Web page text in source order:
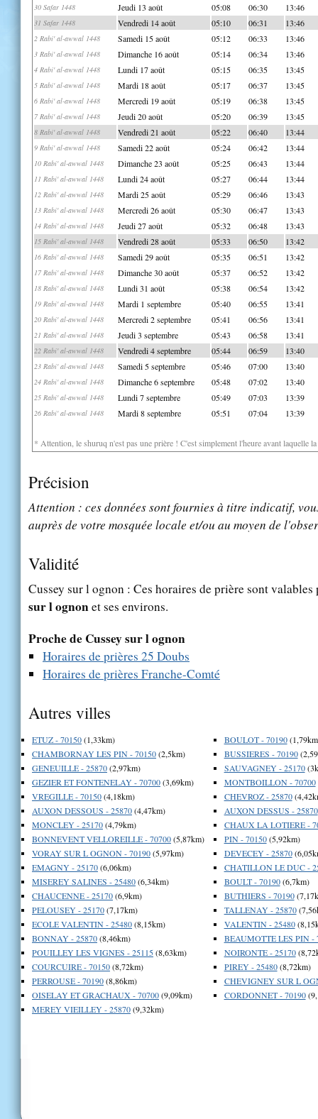
30 Safar 1448 Jeudi 13 août 05:08 06:30 13:46
31 Safar 1448 Vendredi 14 août 05:10 06:31 13:46
2 Rabi' al-awwal 1448 Samedi 15 août 05:12 06:33 13:46
3 Rabi' al-awwal 1448 Dimanche 16 août 05:14 06:34 13:46
4 Rabi' al-awwal 1448 Lundi 17 août 05:15 06:35 13:45
5 Rabi' al-awwal 1448 Mardi 18 août 05:17 06:37 13:45
6 Rabi' al-awwal 1448 Mercredi 19 août 05:19 06:38 13:45
7 Rabi' al-awwal 1448 Jeudi 20 août 05:20 06:39 13:45
8 Rabi' al-awwal 1448 Vendredi 21 août 05:22 06:40 13:44
9 Rabi' al-awwal 1448 Samedi 22 août 05:24 06:42 13:44
10 Rabi' al-awwal 1448 Dimanche 23 août 05:25 06:43 13:44
11 Rabi' al-awwal 1448 Lundi 24 août 05:27 06:44 13:44
12 Rabi' al-awwal 1448 Mardi 25 août 05:29 06:46 13:43
13 Rabi' al-awwal 1448 Mercredi 26 août 05:30 06:47 13:43
14 Rabi' al-awwal 1448 Jeudi 27 août 05:32 06:48 13:43
15 Rabi' al-awwal 1448 Vendredi 28 août 05:33 06:50 13:42
16 Rabi' al-awwal 1448 Samedi 29 août 05:35 06:51 13:42
17 Rabi' al-awwal 1448 Dimanche 30 août 05:37 06:52 13:42
18 Rabi' al-awwal 1448 Lundi 31 août 05:38 06:54 13:42
19 Rabi' al-awwal 1448 Mardi 1 septembre 05:40 06:55 13:41
20 Rabi' al-awwal 1448 Mercredi 2 septembre 05:41 06:56 13:41
21 Rabi' al-awwal 1448 Jeudi 3 septembre 05:43 06:58 13:41
22 Rabi' al-awwal 1448 Vendredi 4 septembre 05:44 06:59 13:40
23 Rabi' al-awwal 1448 Samedi 5 septembre 05:46 07:00 13:40
24 Rabi' al-awwal 1448 Dimanche 6 septembre 05:48 07:02 13:40
25 Rabi' al-awwal 1448 Lundi 7 septembre 05:49 07:03 13:39
26 Rabi' al-awwal 1448 Mardi 8 septembre 05:51 07:04 13:39
* Attention, le shuruq n'est pas une prière ! C'est simplement l'heure avant laquelle
Précision
Attention : ces données sont fournies à titre indicatif,
auprès de votre mosquée locale et/ou au moyen de
Validité
Cussey sur l ognon : Ces horaires de prière sont
sur l ognonet ses environs.
Proche de Cussey sur l ognon
Horaires de prières 25 Doubs
Horaires de prières Franche-Comté
Autres villes
ETUZ - 70150(1,33km)
CHAMBORNAY LES PIN - 70150(2,5km)
GENEUILLE - 25870(2,97km)
GEZIER ET FONTENELAY - 70700(3,69km)
VREGILLE - 70150(4,18km)
AUXON DESSOUS - 25870(4,47km)
MONCLEY - 25170(4,79km)
BONNEVENT VELLOREILLE - 70700(5,87km)
VORAY SUR L OGNON - 70190(5,97km)
EMAGNY - 25170(6,06km)
MISEREY SALINES - 25480(6,34km)
CHAUCENNE - 25170(6,9km)
PELOUSEY - 25170(7,17km)
ECOLE VALENTIN - 25480(8,15km)
BONNAY - 25870(8,46km)
POUILLEY LES VIGNES - 25115(8,63km)
COURCUIRE - 70150(8,72km)
PERROUSE - 70190(8,86km)
OISELAY ET GRACHAUX - 70700(9,09km)
MEREY VIEILLEY - 25870(9,32km)
BOULOT - 70190
BUSSIERES - 70190
SAUVAGNEY - 25170
MONTBOILLON - 70700
CHEVROZ - 25870
AUXON DESSUS - 25870
CHAUX LA LOTIERE -
PIN - 70150(5,92km)
DEVECEY - 25870
CHATILLON LE DUC -
BOULT - 70190(6,7km)
BUTHIERS - 70190
TALLENAY - 25870
VALENTIN - 25480
BEAUMOTTE LES PIN -
NOIRONTE - 25170
PIREY - 25480(8,72km)
CHEVIGNEY SUR L
CORDONNET - 70190